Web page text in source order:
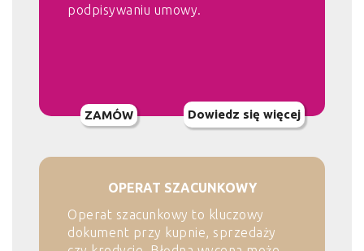
podpisywaniu umowy.
ZAMÓW Dowiedz się więcej
OPERAT SZACUNKOWY
Operat szacunkowy to kluczowy
dokument przy kupnie, sprzedaży